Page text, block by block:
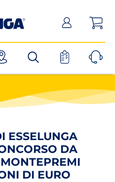
un nuovo tab)
ESSELUNGA
DA
DI EURO